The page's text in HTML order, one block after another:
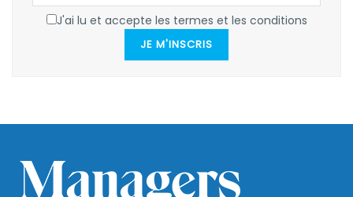
J'ai lu et accepte les termes et les conditions
JE M'INSCRIS